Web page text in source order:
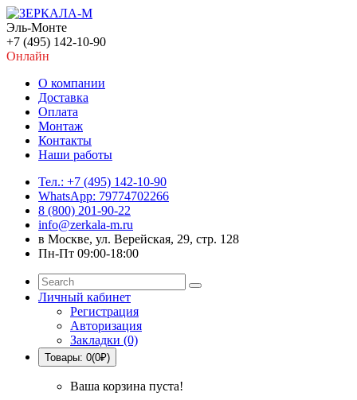
Эль-Монте
+7 (495) 142-10-90
Онлайн
О компании
Доставка
Оплата
Монтаж
Контакты
Наши работы
Тел.: +7 (495) 142-10-90
WhatsApp: 79774702266
8 (800) 201-90-22
info@zerkala-m.ru
в Москве, ул. Верейская, 29, стр. 128
Пн-Пт 09:00-18:00
Личный кабинет
Регистрация
Авторизация
Закладки (0)
Товары: 0(0₽)
Ваша корзина пуста!